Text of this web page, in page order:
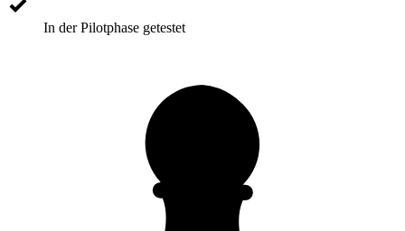
In der Pilotphase getestet